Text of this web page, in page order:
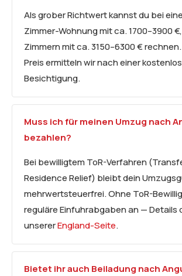
Als grober Richtwert kannst du bei
Zimmer-Wohnung mit ca. 1700–3900
Zimmern mit ca. 3150–6300 €
Preis ermitteln wir nach einer
Besichtigung.
Muss ich für meinen Umzug nach
bezahlen?
Bei bewilligtem ToR-Verfahren
Residence Relief) bleibt dein
mehrwertsteuerfrei. Ohne ToR-
reguläre Einfuhrabgaben an — Details
unsererEngland-Seite.
Bietet ihr auch Beiladung nach